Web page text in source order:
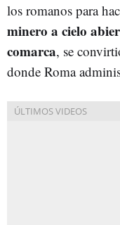
los romanos para
minero a cielo
comarca, se
donde Roma